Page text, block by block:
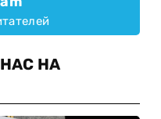
НА